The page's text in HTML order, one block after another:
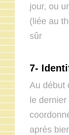
jour, ou
(liée au
sûr
7- I
Au début
le
après